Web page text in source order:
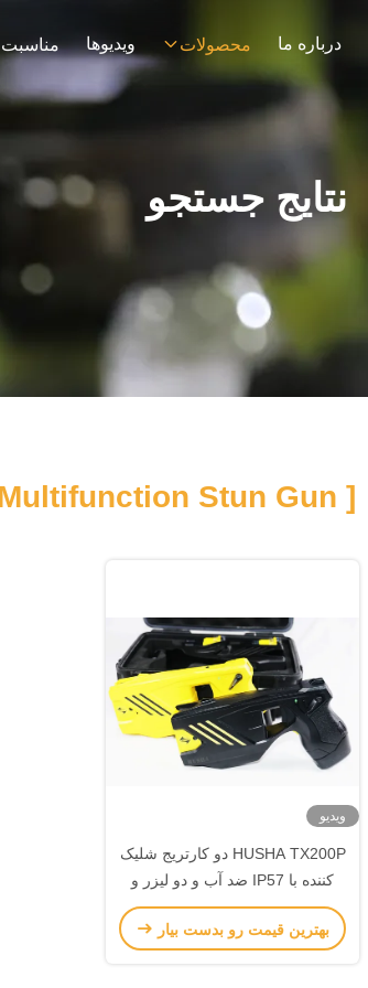
درباره ما محصولات ویدیوها مناسبت
نتایج جستجو
[ Multifunction Stun Gun ]
ویدیو
HUSHA TX200P دو کارتریج شلیک
کننده با IP57 ضد آب و دو لیزر و
چراغ LED سلاح غیر کشنده
بهترین قیمت رو بدست بیار